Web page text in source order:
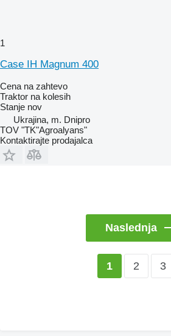
1
Case IH Magnum 400
Cena na zahtevo
Traktor na kolesih
Stanje nov
Ukrajina, m. Dnipro
TOV "TK"Agroalyans"
Kontaktirajte prodajalca
Naslednja
1 2 3